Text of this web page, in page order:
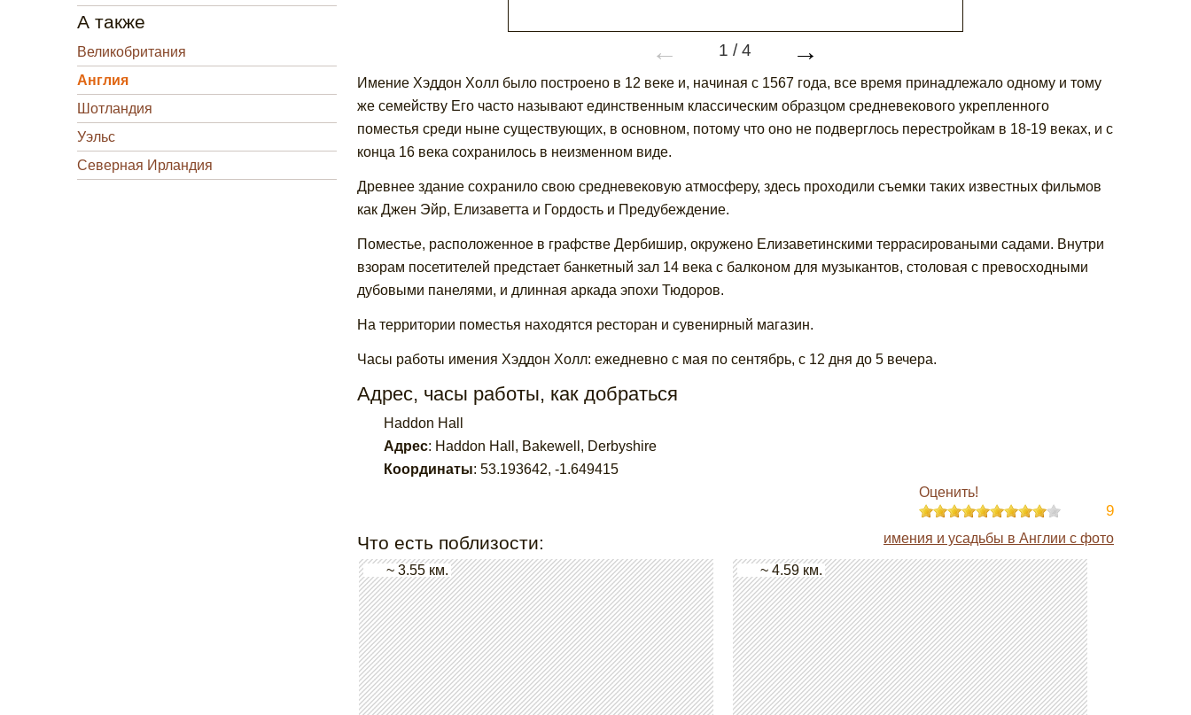
А также
Великобритания
Англия
Шотландия
Уэльс
Северная Ирландия
← 1 /4 →
Имение Хэддон Холл было построено в 12 веке и, начиная с 1567 года, все время принадлежало одному и тому
же семейству Его часто называют единственным классическим образцом средневекового укрепленного
поместья среди ныне существующих, в основном, потому что оно не подверглось перестройкам в 18-19 веках, и с
конца 16 века сохранилось в неизменном виде.
Древнее здание сохранило свою средневековую атмосферу, здесь проходили съемки таких известных фильмов
как Джен Эйр, Елизаветта и Гордость и Предубеждение.
Поместье, расположенное в графстве Дербишир, окружено Елизаветинскими террасироваными садами. Внутри
взорам посетителей предстает банкетный зал 14 века с балконом для музыкантов, столовая с превосходными
дубовыми панелями, и длинная аркада эпохи Тюдоров.
На территории поместья находятся ресторан и сувенирный магазин.
Часы работы имения Хэддон Холл: ежедневно с мая по сентябрь, с 12 дня до 5 вечера.
Адрес, часы работы, как добраться
Haddon Hall
Адрес: Haddon Hall, Bakewell, Derbyshire
Координаты: 53.193642, -1.649415
Оценить!
9
Что есть поблизости: имения и усадьбы в Англии с фото
~ 3.55 км. ~ 4.59 км.